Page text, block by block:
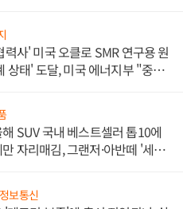
력사' 미국 오클로 SMR 연구용 원
상태' 도달, 미국 에너지부 "중요
SUV 국내 베스트셀러 톱10에
자리매김, 그랜저·아반떼 '세단
보통신